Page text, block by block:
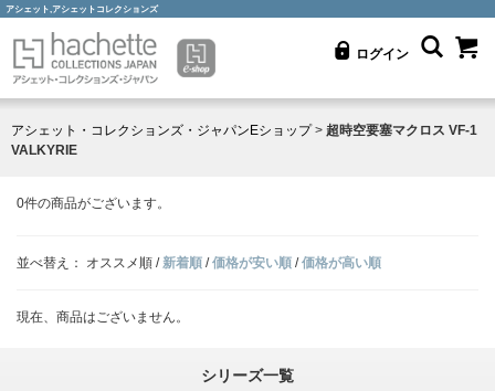
アシェット,アシェットコレクションズ
ログイン
アシェット・コレクションズ・ジャパンEショップ> 超時空要塞マクロス VF-1
VALKYRIE
0件の商品がございます。
並べ替え： オススメ順 /新着順 /価格が安い順 /価格が高い順
現在、商品はございません。
シリーズ一覧